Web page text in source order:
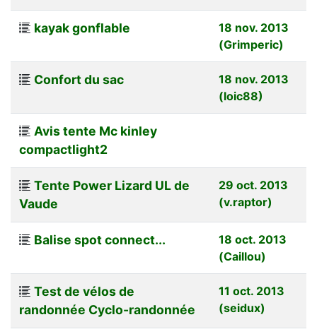
kayak gonflable
18 nov. 2013
(Grimperic)
Confort du sac
18 nov. 2013
(loic88)
Avis tente Mc kinley
compactlight2
Tente Power Lizard UL de
Vaude
29 oct. 2013
(v.raptor)
Balise spot connect...
18 oct. 2013
(Caillou)
Test de vélos de
randonnée Cyclo-randonnée
11 oct. 2013
(seidux)